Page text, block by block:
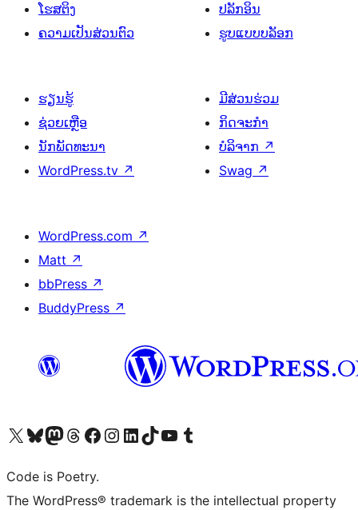
ໂຮສຕິງ
ຄວາມເປັນສ່ວນຕົວ
ປລັກອິນ
ຮູບແບບບລັອກ
ຮຽນຮູ້
ຊ່ວຍເຫຼືອ
ນັກພັດທະນາ
WordPress.tv ↗
ມີສ່ວນຮ່ວມ
ກິດຈະກຳ
ບໍລິຈາກ ↗
Swag ↗
WordPress.com ↗
Matt ↗
bbPress ↗
BuddyPress ↗
ຢ້ຽມຊົມບັນຊີ X (ຊື່ເກົ່າ Twitter) ຂອງພວກເຮົາຢ້ຽມຊົມບັນຊີ Bluesky ຂອງພວກເຮົາຢ້ຽມຊົມບັນຊີ Mastodon ຂອງພວກເຮົາຢ້ຽມຊົມບັນຊີ Threads ຂອງພວກເຮົາຢ້ຽມຊົມໜ້າ Facebook ຂອງພວກເຮົາຢ້ຽມຊົມບັນຊີ Instagram ຂອງພວກເຮົາຢ້ຽມຊົມບັນຊີ LinkedIn ຂອງພວກເຮົາຢ້ຽມຊົມບັນຊີ TikTok ຂອງພວກເຮົາຢ້ຽມຊົມຊ່ອງ YouTube ຂອງພວກເຮົາຢ້ຽມຊົມບັນຊີ Tumblr ຂອງພວກເຮົາ
Code is Poetry.
The WordPress® trademark is the intellectual property